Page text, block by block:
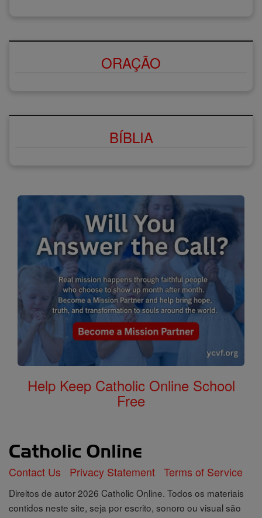
ORAÇÃO
BÍBLIA
Help Keep Catholic Online School
Free
Contact Us Privacy Statement Terms of Service
Direitos de autor 2026 Catholic Online. Todos os materiais
contidos neste site, seja por escrito, sonoro ou visual são